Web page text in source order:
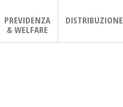
PREVIDENZA
& WELFARE
DISTRIBUZIONE